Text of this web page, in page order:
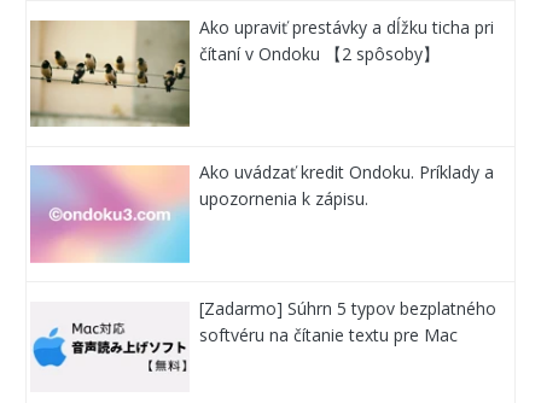
Ako upraviť prestávky a dĺžku ticha pri
čítaní v Ondoku 【2 spôsoby】
Ako uvádzať kredit Ondoku. Príklady a
upozornenia k zápisu.
[Zadarmo] Súhrn 5 typov bezplatného
softvéru na čítanie textu pre Mac